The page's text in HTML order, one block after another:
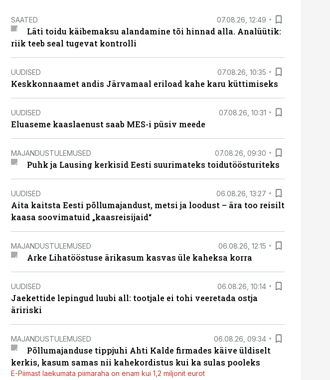
SAATED 07.08.26, 12:49
Läti toidu käibemaksu alandamine tõi hinnad alla. Analüütik:
riik teeb seal tugevat kontrolli
UUDISED 07.08.26, 10:35
Keskkonnaamet andis Järvamaal eriload kahe karu küttimiseks
UUDISED 07.08.26, 10:31
Eluaseme kaaslaenust saab MES-i püsiv meede
MAJANDUSTULEMUSED 07.08.26, 09:30
Puhk ja Lausing kerkisid Eesti suurimateks toidutöösturiteks
UUDISED 06.08.26, 13:27
Aita kaitsta Eesti põllumajandust, metsi ja loodust – ära too reisilt
kaasa soovimatuid „kaasreisijaid“
MAJANDUSTULEMUSED 06.08.26, 12:15
Arke Lihatööstuse ärikasum kasvas üle kaheksa korra
UUDISED 06.08.26, 10:14
Jaekettide lepingud luubi all: tootjale ei tohi veeretada ostja
äririski
MAJANDUSTULEMUSED 06.08.26, 09:34
Põllumajanduse tippjuhi Ahti Kalde firmades käive üldiselt
kerkis, kasum samas nii kahekordistus kui ka sulas pooleks
E-Piimast laekumata piimaraha on enam kui 1,2 miljonit eurot